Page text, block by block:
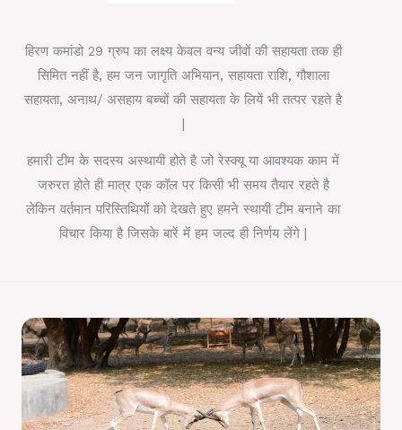
हिरण कमांडो 29 ग्रुप का लक्ष्य केवल वन्य जीवों की सहायता तक ही
सिमित नहीं है, हम जन जागृति अभियान, सहायता राशि, गौशाला
सहायता, अनाथ/ असहाय बच्चों की सहायता के लियें भी तत्पर रहते है
|
हमारी टीम के सदस्य अस्थायी होते है जो रेस्क्यू या आवश्यक काम में
जरुरत होते ही मात्र एक कॉल पर किसी भी समय तैयार रहते है
लेकिन वर्तमान परिस्तिथियों को देखते हुए हमने स्थायी टीम बनाने का
विचार किया है जिसके बारें में हम जल्द ही निर्णय लेंगे |